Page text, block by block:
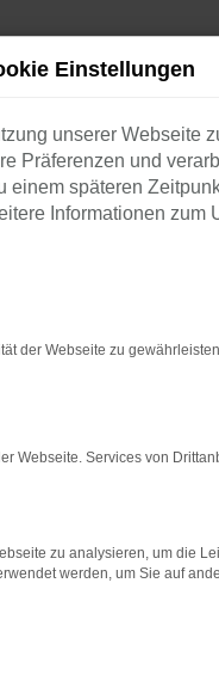
6,8-6,4 l/100 km;
Einstellungen
unserer Webseite
Präferenzen und
späteren
Informationen zum
der Webseite zu
Webseite. Services von
zu analysieren, um die
werden, um Sie auf